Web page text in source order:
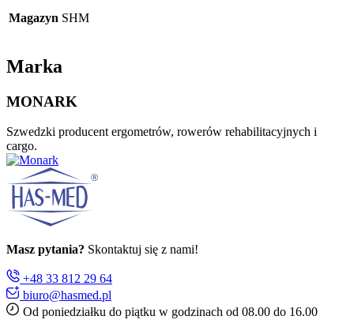
Magazyn SHM
Marka
MONARK
Szwedzki producent ergometrów, rowerów rehabilitacyjnych i
cargo.
Masz pytania? Skontaktuj się z nami!
+48 33 812 29 64
biuro@hasmed.pl
Od poniedziałku do piątku w godzinach od 08.00 do 16.00